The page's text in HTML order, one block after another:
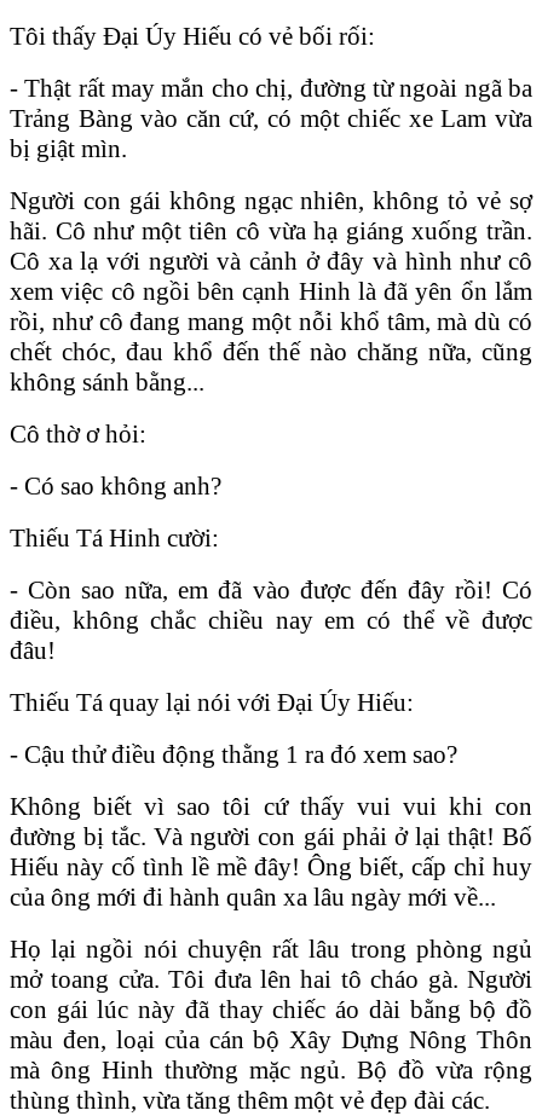
Tôi thấy Đại Úy Hiếu có vẻ bối rối:
- Thật rất may mắn cho chị, đường từ ngoài ngã ba
Trảng Bàng vào căn cứ, có một chiếc xe Lam vừa
bị giật mìn.
Người con gái không ngạc nhiên, không tỏ vẻ sợ
hãi. Cô như một tiên cô vừa hạ giáng xuống trần.
Cô xa lạ với người và cảnh ở đây và hình như cô
xem việc cô ngồi bên cạnh Hinh là đã yên ổn lắm
rồi, như cô đang mang một nỗi khổ tâm, mà dù có
chết chóc, đau khổ đến thế nào chăng nữa, cũng
không sánh bằng...
Cô thờ ơ hỏi:
- Có sao không anh?
Thiếu Tá Hinh cười:
- Còn sao nữa, em đã vào được đến đây rồi! Có
điều, không chắc chiều nay em có thể về được
đâu!
Thiếu Tá quay lại nói với Đại Úy Hiếu:
- Cậu thử điều động thằng 1 ra đó xem sao?
Không biết vì sao tôi cứ thấy vui vui khi con
đường bị tắc. Và người con gái phải ở lại thật! Bố
Hiếu này cố tình lề mề đây! Ông biết, cấp chỉ huy
của ông mới đi hành quân xa lâu ngày mới về...
Họ lại ngồi nói chuyện rất lâu trong phòng ngủ
mở toang cửa. Tôi đưa lên hai tô cháo gà. Người
con gái lúc này đã thay chiếc áo dài bằng bộ đồ
màu đen, loại của cán bộ Xây Dựng Nông Thôn
mà ông Hinh thường mặc ngủ. Bộ đồ vừa rộng
thùng thình, vừa tăng thêm một vẻ đẹp đài các.